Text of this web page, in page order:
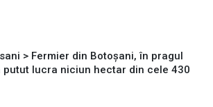
> Fermier din Botoșani, în pragul
lucra niciun hectar din cele 430